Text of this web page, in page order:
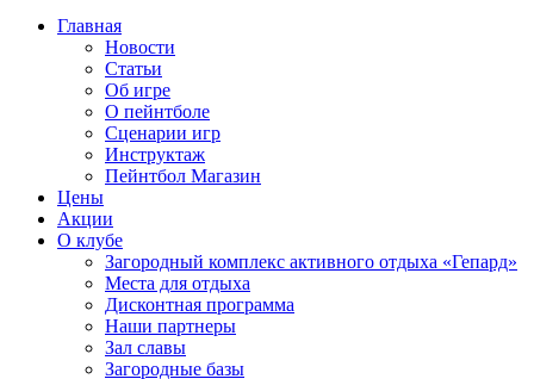
Главная
Новости
Статьи
Об игре
О пейнтболе
Сценарии игр
Инструктаж
Пейнтбол Магазин
Цены
Акции
О клубе
Загородный комплекс активного отдыха «Гепард»
Места для отдыха
Дисконтная программа
Наши партнеры
Зал славы
Загородные базы